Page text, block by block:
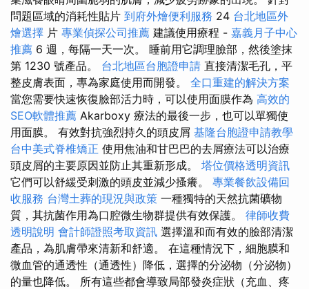
問題區域的消耗性貼片 到府外燴便利服務 24 台北地區外
燴選擇 片 專業偵探公司推薦 建議使用療程 - 嘉義月子中心
推薦 6 週，每隔一天一次。 睡前用它調理臉部，然後塗抹
第 1230 號產品。 台北地區台胞證申請 直接清潔毛孔，平
整皮膚表面，專為家庭使用而開發。 全口重建的解決方案
當您需要快速恢復臉部活力時，可以使用面膜作為 高效的
SEO軟體推薦 Akarboxy 療法的最後一步，也可以單獨使
用面膜。 有效對抗強烈持久的頭皮屑 基隆台胞證申請教學
台中美式脊椎矯正 使用焦油和甘巴巴的去屑療法可以治療
頭皮屑的主要原因並防止其重新形成。 塔位價格透明資訊
它們可以舒緩受刺激的頭皮並減少搔癢。 專業餐飲設備回
收服務 台灣土葬的現況與政策 一種獨特的天然抗菌礦物
質，其抗菌作用為口腔微生物群提供有效保護。 律師收費
透明說明 會計師證照考取資訊 選擇溫和而有效的臉部清潔
產品，為肌膚帶來清新和舒適。 在這種情況下，細胞膜和
微血管的通透性（通透性）降低，選擇的分泌物（分泌物）
的量也降低。 所有這些都會導致局部發炎症狀（充血、疼